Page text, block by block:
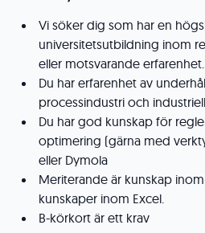
Vi söker dig som har en
universitetsutbildning inom
eller motsvarande erfarenhet.
Du har erfarenhet av
processindustri och
Du har god kunskap för
optimering (gärna med
eller Dymola
Meriterande är kunskap
kunskaper inom Excel.
B-körkort är ett krav